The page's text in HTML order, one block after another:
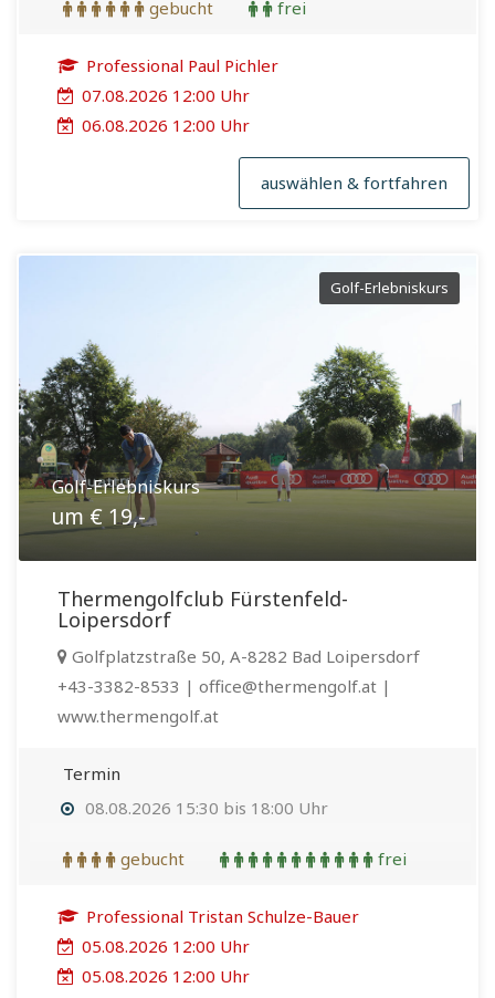
gebucht frei
Professional Paul Pichler
07.08.2026 12:00 Uhr
06.08.2026 12:00 Uhr
auswählen & fortfahren
Golf-Erlebniskurs
Golf-Erlebniskurs
um € 19,-
Thermengolfclub Fürstenfeld-
Loipersdorf
Golfplatzstraße 50, A-8282 Bad Loipersdorf
+43-3382-8533 | office@thermengolf.at |
www.thermengolf.at
Termin
08.08.2026 15:30 bis 18:00 Uhr
gebucht frei
Professional Tristan Schulze-Bauer
05.08.2026 12:00 Uhr
05.08.2026 12:00 Uhr